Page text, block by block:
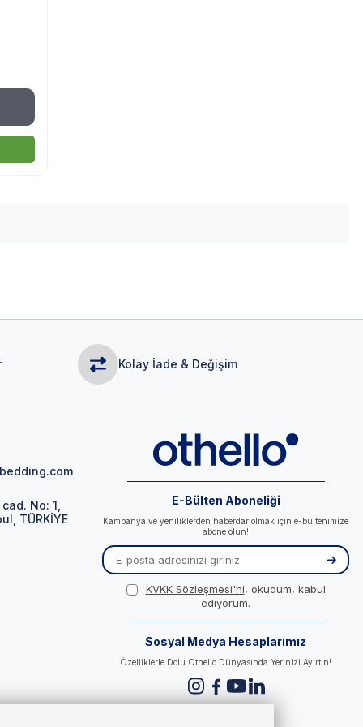
Kolay İade & Değişim
No: 1,
TÜRKİYE
E-Bülten Aboneliği
Kampanya ve yeniliklerden haberdar olmak için e-bültenimize
abone olun!
KVKK Sözleşmesi'ni, okudum, kabul
ediyorum.
Sosyal Medya Hesaplarımız
Özelliklerle Dolu Othello Dünyasında Yerinizi Ayırtın!